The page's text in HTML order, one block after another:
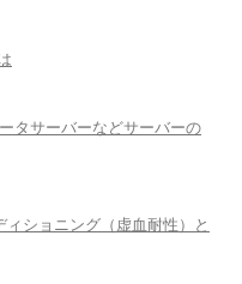
タサーバーなどサーバーの
ショニング（虚血耐性）と